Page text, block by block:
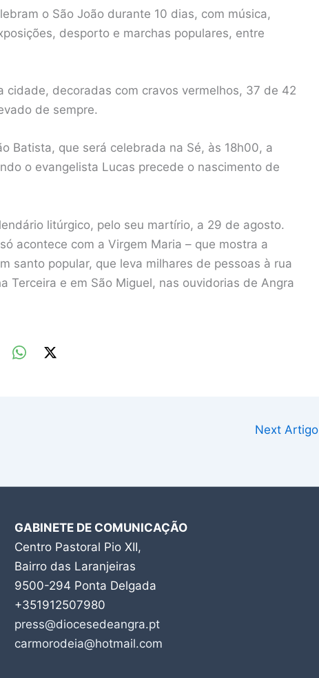
o São João durante 10 dias, com música,
desporto e marchas populares, entre
decoradas com cravos vermelhos, 37 de 42
de sempre.
Batista, que será celebrada na Sé, às 18h00, a
o evangelista Lucas precede o nascimento de
litúrgico, pelo seu martírio, a 29 de agosto.
acontece com a Virgem Maria – que mostra a
santo popular, que leva milhares de pessoas à rua
Terceira e em São Miguel, nas ouvidorias de Angra
Next Artigo
GABINETE DE COMUNICAÇÃO
Centro Pastoral Pio XII,
Bairro das Laranjeiras
9500-294 Ponta Delgada
+351912507980
press@diocesedeangra.pt
carmorodeia@hotmail.com